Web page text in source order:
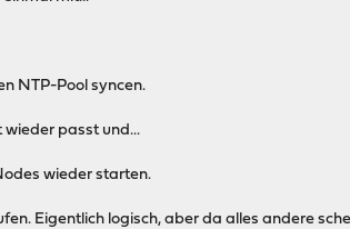
NTP-Pool syncen.
wieder passt und...
wieder starten.
Eigentlich logisch, aber da alles andere